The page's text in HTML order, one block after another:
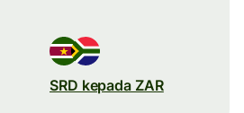
SRD kepada ZAR